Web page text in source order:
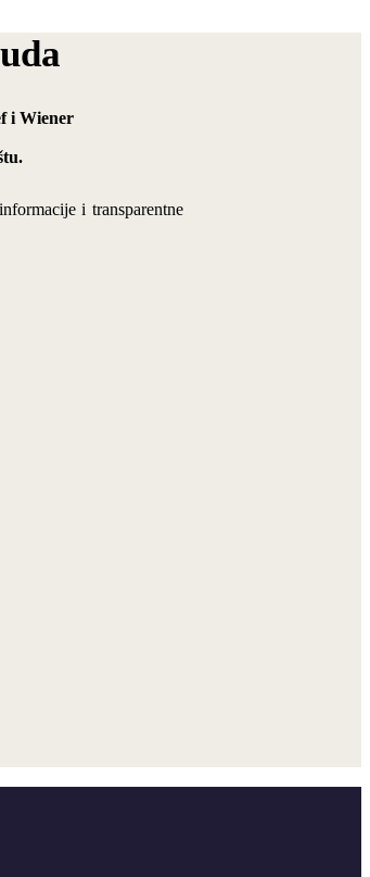
i Wiener
i transparentne